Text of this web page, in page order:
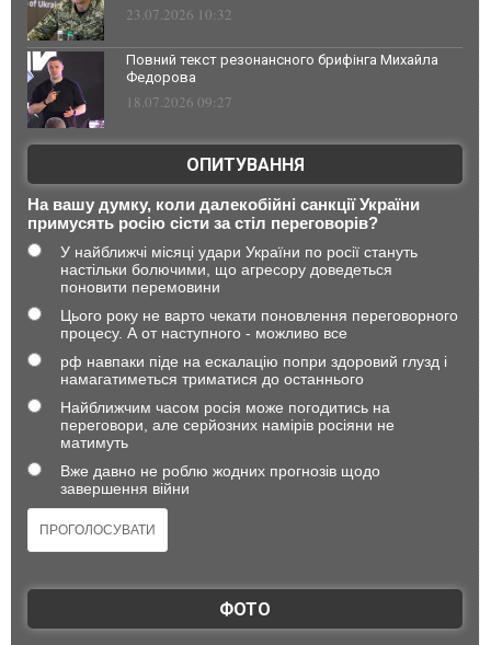
23.07.2026 10:32
Повний текст резонансного брифінга Михайла
Федорова
18.07.2026 09:27
ОПИТУВАННЯ
На вашу думку, коли далекобійні санкції України
примусять росію сісти за стіл переговорів?
У найближчі місяці удари України по росії стануть
настільки болючими, що агресору доведеться
поновити перемовини
Цього року не варто чекати поновлення переговорного
процесу. А от наступного - можливо все
рф навпаки піде на ескалацію попри здоровий глузд і
намагатиметься триматися до останнього
Найближчим часом росія може погодитись на
переговори, але серйозних намірів росіяни не
матимуть
Вже давно не роблю жодних прогнозів щодо
завершення війни
ФОТО